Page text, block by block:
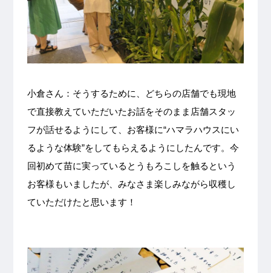
小倉さん：そうするために、どちらの店舗でも現地
で直接教えていただいたお話をそのまま店舗スタッ
フが話せるようにして、お客様に“ハマラハウスにい
るような体験”をしてもらえるようにしたんです。今
回初めて苗に実っているとうもろこしを触るという
お客様もいましたが、みなさま楽しみながら収穫し
ていただけたと思います！